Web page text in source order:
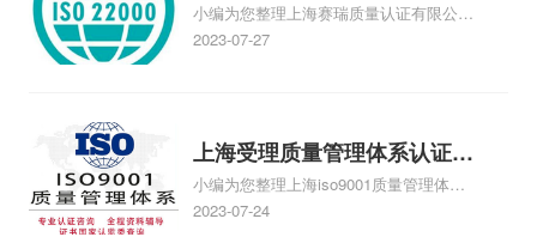
格尔体系认证证书
小编为您整理上海赛瑞质量认证有限公司
和上海英格尔认证有限公司哪个好、上海
证中心出具的ISO9001质量管理体系认证
证书具有权威性吗、英格尔iso9001年审
多少钱相关iso体系认证知识，详情可查看
下方正文！
2023-07-27
上海受理质量管理体系认证，
上海受理iso9001管理体系
小编为您整理上海iso9001质量管理体系
认证哪里有、上海在哪申请ISO9001质量
2023-07-24